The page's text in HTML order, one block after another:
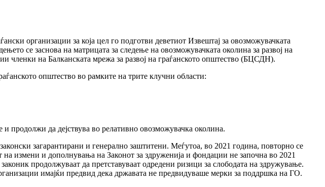
организации за која цел го подготви деветиот Извештај за овозможувачката
се заснова на матрицата за следење на овозможувачката околина за развој на
членки на Балканската мрежа за развој на граѓанското општество (БЦСДН).
општество во рамките на трите клучни области:
продолжи да дејствува во релативно овозможувачка околина.
загарантирани и генерално заштитени. Меѓутоа, во 2021 година, повторно се
измени и дополнувања на Законот за здруженија и фондации не започна во 2021
продолжуваат да претставуваат одредени ризици за слободата на здружување.
имајќи предвид дека државата не предвидуваше мерки за поддршка на ГО.